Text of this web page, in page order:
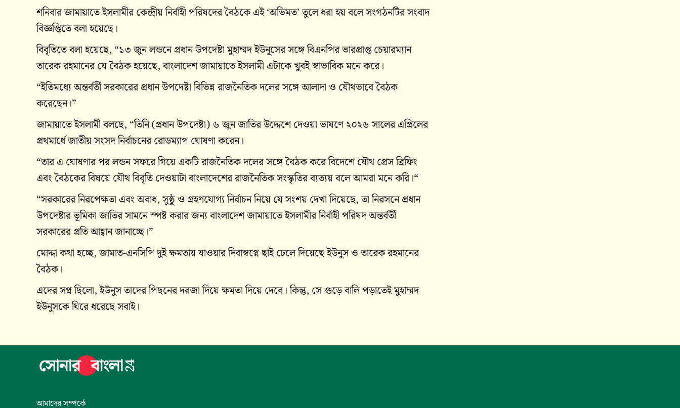
শনিবার জামায়াতে ইসলামীর কেন্দ্রীয় নির্বাহী পরিষদের বৈঠকে এই ‘অভিমত’ তুলে ধরা হয় বলে সংগঠনটির সংবাদ
বিজ্ঞপ্তিতে বলা হয়েছে।
বিবৃতিতে বলা হয়েছে, “১৩ জুন লন্ডনে প্রধান উপদেষ্টা মুহাম্মদ ইউনূসের সঙ্গে বিএনপির ভারপ্রাপ্ত চেয়ারম্যান
তারেক রহমানের যে বৈঠক হয়েছে, বাংলাদেশ জামায়াতে ইসলামী এটাকে খুবই স্বাভাবিক মনে করে।
“ইতিমধ্যে অন্তর্বর্তী সরকারের প্রধান উপদেষ্টা বিভিন্ন রাজনৈতিক দলের সঙ্গে আলাদা ও যৌথভাবে বৈঠক
করেছেন।”
জামায়াতে ইসলামী বলছে, “তিনি (প্রধান উপদেষ্টা) ৬ জুন জাতির উদ্দেশে দেওয়া ভাষণে ২০২৬ সালের এপ্রিলের
প্রথমার্ধে জাতীয় সংসদ নির্বাচনের রোডম্যাপ ঘোষণা করেন।
“তার এ ঘোষণার পর লন্ডন সফরে গিয়ে একটি রাজনৈতিক দলের সঙ্গে বৈঠক করে বিদেশে যৌথ প্রেস ব্রিফিং
এবং বৈঠকের বিষয়ে যৌথ বিবৃতি দেওয়াটা বাংলাদেশের রাজনৈতিক সংস্কৃতির ব্যত্যয় বলে আমরা মনে করি।“
“সরকারের নিরপেক্ষতা এবং অবাধ, সুষ্ঠু ও গ্রহণযোগ্য নির্বাচন নিয়ে যে সংশয় দেখা দিয়েছে, তা নিরসনে প্রধান
উপদেষ্টার ভূমিকা জাতির সামনে স্পষ্ট করার জন্য বাংলাদেশ জামায়াতে ইসলামীর নির্বাহী পরিষদ অন্তর্বর্তী
সরকারের প্রতি আহ্বান জানাচ্ছে।”
মোদ্দা কথা হচ্ছে, জামাত-এনসিপি দুই ক্ষমতায় যাওয়ার দিবাস্বপ্নে ছাই ঢেলে দিয়েছে ইউনুস ও তারেক রহমানের
বৈঠক।
এদের সপ্ন ছিলো, ইউনুস তাদের পিছনের দরজা দিয়ে ক্ষমতা দিয়ে দেবে। কিন্তু, সে গুড়ে বালি পড়াতেই মুহাম্মদ
ইউনুসকে ঘিরে ধরেছে সবাই।
আমাদের সম্পর্কে